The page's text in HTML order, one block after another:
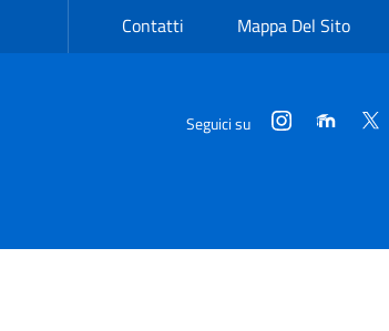
Contatti Mappa Del Sito
Seguici su Instagram
Moodle